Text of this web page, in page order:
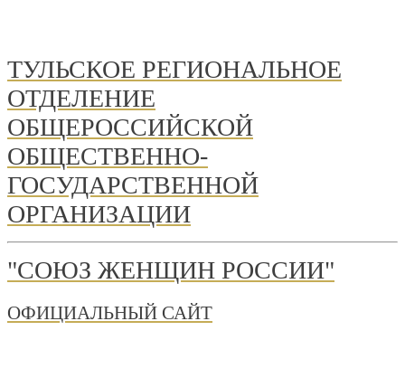
ТУЛЬСКОЕ РЕГИОНАЛЬНОЕ
ОТДЕЛЕНИЕ
ОБЩЕРОССИЙСКОЙ
ОБЩЕСТВЕННО-
ГОСУДАРСТВЕННОЙ
ОРГАНИЗАЦИИ
"СОЮЗ ЖЕНЩИН РОССИИ"
ОФИЦИАЛЬНЫЙ САЙТ